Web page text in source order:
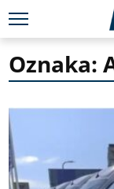
Oznaka: